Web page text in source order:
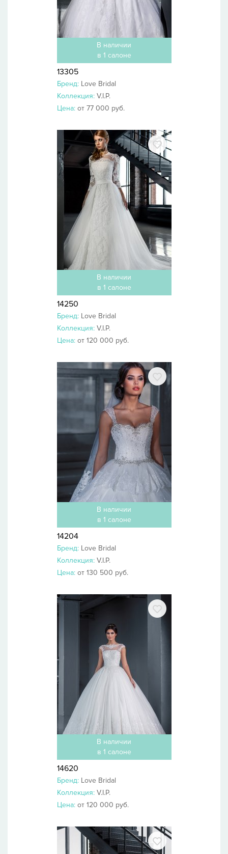
В наличии
в 1 салоне
13305
Бренд: Love Bridal
Коллекция: V.I.P.
Цена: от 77 000 руб.
В наличии
в 1 салоне
14250
Бренд: Love Bridal
Коллекция: V.I.P.
Цена: от 120 000 руб.
В наличии
в 1 салоне
14204
Бренд: Love Bridal
Коллекция: V.I.P.
Цена: от 130 500 руб.
В наличии
в 1 салоне
14620
Бренд: Love Bridal
Коллекция: V.I.P.
Цена: от 120 000 руб.